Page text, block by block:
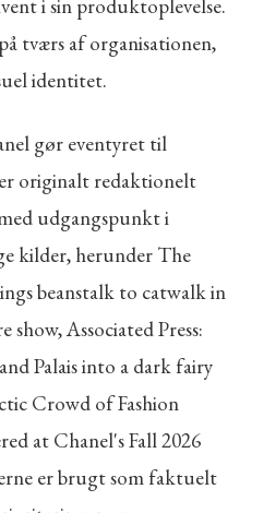
i sin produktoplevelse.
tværs af organisationen,
identitet.
gør eventyret til
originalt redaktionelt
udgangspunkt i
kilder, herunder The
beanstalk to catwalk in
Associated Press:
Palais into a dark fairy
Crowd of Fashion
at Chanel's Fall 2026
er brugt som faktuelt